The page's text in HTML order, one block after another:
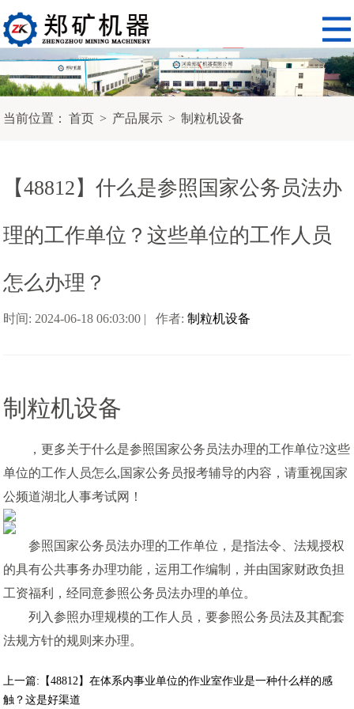
当前位置： 首页 > 产品展示 > 制粒机设备
【48812】什么是参照国家公务员法办
理的工作单位？这些单位的工作人员
怎么办理？
时间: 2024-06-18 06:03:00 | 作者:制粒机设备
制粒机设备
，更多关于什么是参照国家公务员法办理的工作单位?这些
单位的工作人员怎么,国家公务员报考辅导的内容，请重视国家
公频道湖北人事考试网！
参照国家公务员法办理的工作单位，是指法令、法规授权
的具有公共事务办理功能，运用工作编制，并由国家财政负担
工资福利，经同意参照公务员法办理的单位。
列入参照办理规模的工作人员，要参照公务员法及其配套
法规方针的规则来办理。
上一篇: 【48812】在体系内事业单位的作业室作业是一种什么样的感
触？这是好渠道